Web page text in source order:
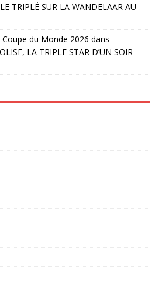
TRIPLÉ SUR LA WANDELAAR AU
Coupe du Monde 2026 dans
LA TRIPLE STAR D’UN SOIR